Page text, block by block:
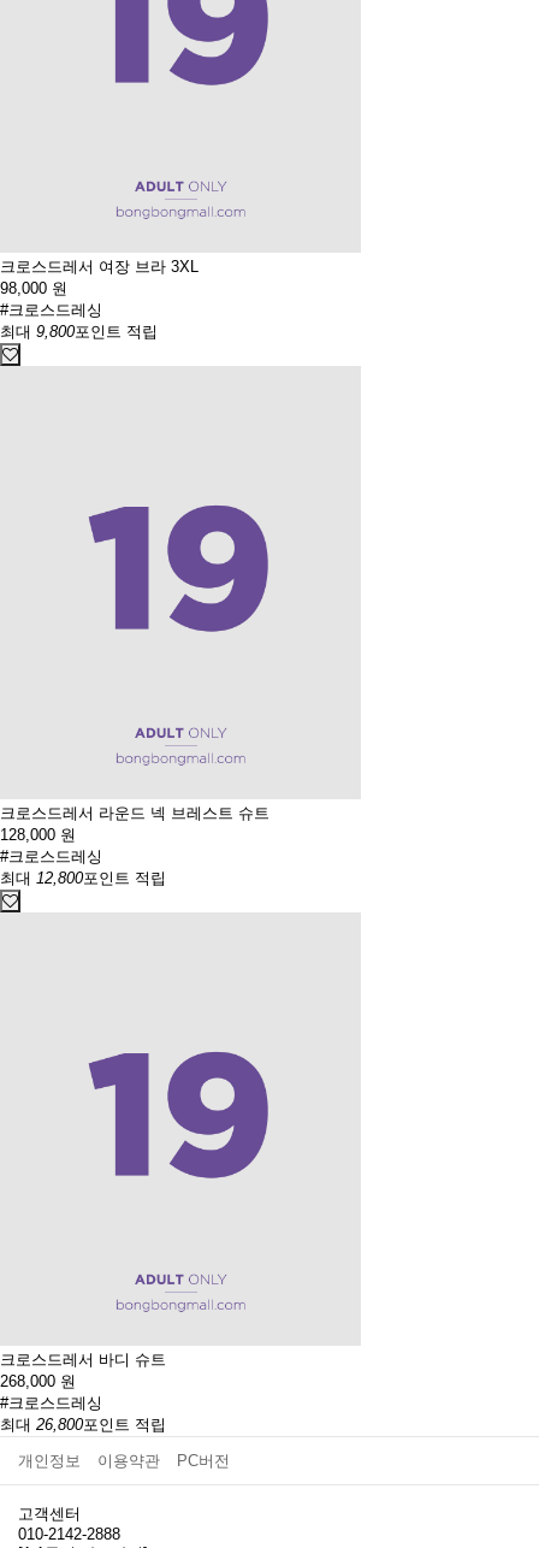
크로스드레서 여장 브라 3XL
98,000 원
#크로스드레싱
최대 9,800포인트 적립
크로스드레서 라운드 넥 브레스트 슈트
128,000 원
#크로스드레싱
최대 12,800포인트 적립
크로스드레서 바디 슈트
268,000 원
#크로스드레싱
최대 26,800포인트 적립
개인정보
이용약관 PC버전
고객센터
010-2142-2888